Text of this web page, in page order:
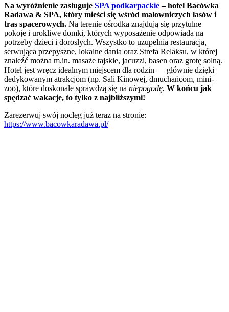
Na wyróżnienie zasługuje SPA podkarpackie– hotel Bacówka
Radawa & SPA, który mieści się wśród malowniczych lasów i
tras spacerowych. Na terenie ośrodka znajdują się przytulne
pokoje i urokliwe domki, których wyposażenie odpowiada na
potrzeby dzieci i dorosłych. Wszystko to uzupełnia restauracja,
serwująca przepyszne, lokalne dania oraz Strefa Relaksu, w której
znaleźć można m.in. masaże tajskie, jacuzzi, basen oraz grotę solną.
Hotel jest wręcz idealnym miejscem dla rodzin — głównie dzięki
dedykowanym atrakcjom (np. Sali Kinowej, dmuchańcom, mini-
zoo), które doskonale sprawdzą się na niepogodę. W końcu jak
spędzać wakacje, to tylko z najbliższymi!
Zarezerwuj swój nocleg już teraz na stronie:
https://www.bacowkaradawa.pl/